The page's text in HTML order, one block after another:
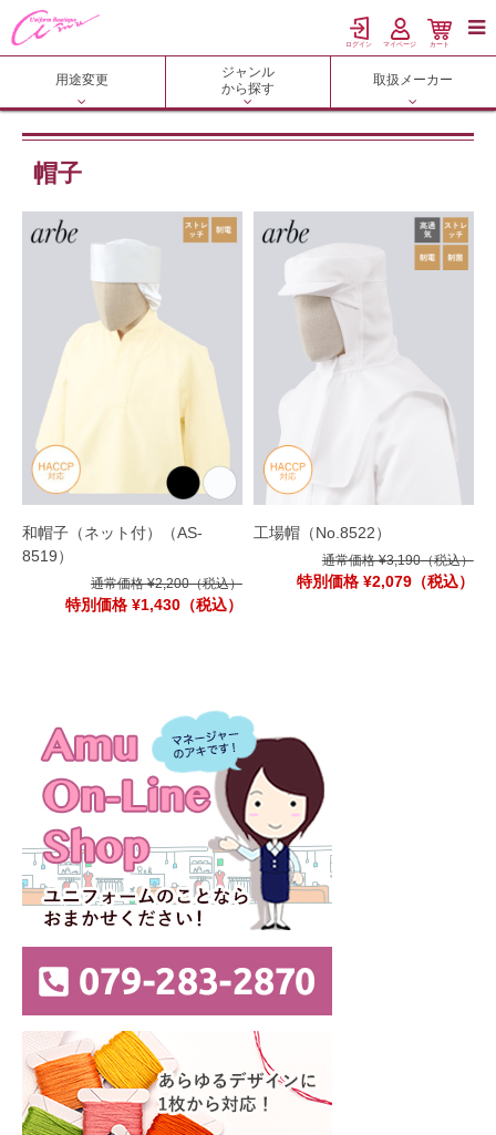

ログイン マイページ カート
用途変更
ジャンル
から探す
取扱メーカー
帽子
和帽子（ネット付）
（AS-
8519）
通常価格 ¥2,200（税込）
特別価格 ¥1,430（税込）
工場帽（No.8522）
通常価格 ¥3,190（税込）
特別価格 ¥2,079（税込）